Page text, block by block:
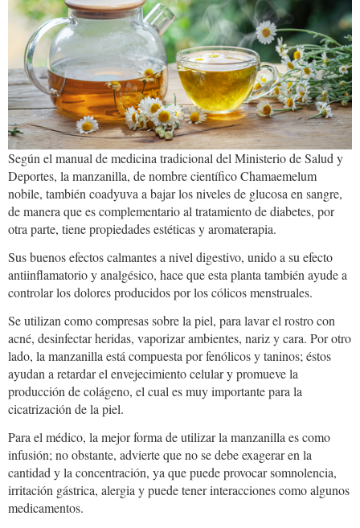
Según el manual de medicina tradicional del Ministerio de Salud y
Deportes, la manzanilla, de nombre científico Chamaemelum
nobile, también coadyuva a bajar los niveles de glucosa en sangre,
de manera que es complementario al tratamiento de diabetes, por
otra parte, tiene propiedades estéticas y aromaterapia.
Sus buenos efectos calmantes a nivel digestivo, unido a su efecto
antiinflamatorio y analgésico, hace que esta planta también ayude a
controlar los dolores producidos por los cólicos menstruales.
Se utilizan como compresas sobre la piel, para lavar el rostro con
acné, desinfectar heridas, vaporizar ambientes, nariz y cara. Por otro
lado, la manzanilla está compuesta por fenólicos y taninos; éstos
ayudan a retardar el envejecimiento celular y promueve la
producción de colágeno, el cual es muy importante para la
cicatrización de la piel.
Para el médico, la mejor forma de utilizar la manzanilla es como
infusión; no obstante, advierte que no se debe exagerar en la
cantidad y la concentración, ya que puede provocar somnolencia,
irritación gástrica, alergia y puede tener interacciones como algunos
medicamentos.